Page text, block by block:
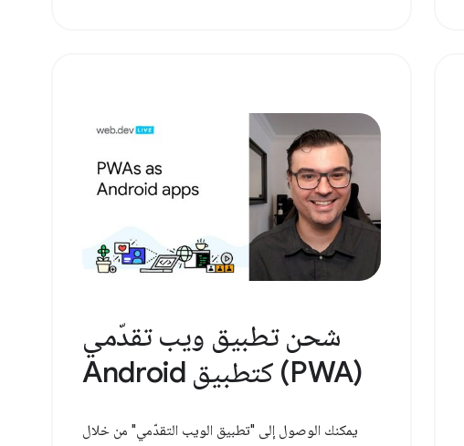
شحن تطبيق ويب تقدّمي
(PWA) كتطبيق Android
يمكنك الوصول إلى "تطبيق الويب التقدّمي" من خلال